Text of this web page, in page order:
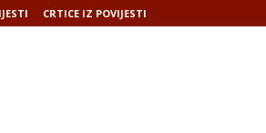
CRTICE IZ POVIJESTI